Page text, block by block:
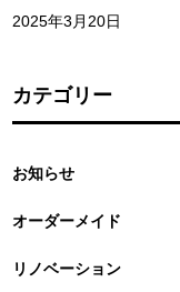
2025年3月20日
カテゴリー
お知らせ
オーダーメイド
リノベーション